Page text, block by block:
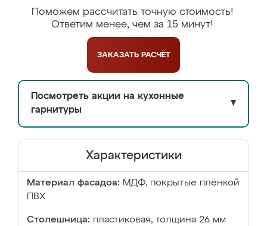
Поможем рассчитать точную стоимость!
Ответим менее, чем за 15 минут!
ЗАКАЗАТЬ РАСЧЁТ
Посмотреть акции на кухонные
гарнитуры
▼
Характеристики
Материал фасадов: МДФ, покрытые плёнкой
ПВХ
Столешница: пластиковая, толщина 26 мм